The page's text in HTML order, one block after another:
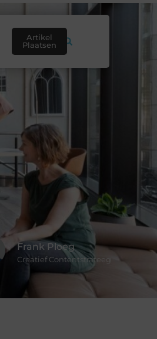
Artikel
Plaatsen
Frank Ploeg
Creatief Contentstrateeg